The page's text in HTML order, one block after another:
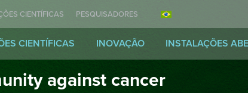
CIENTÍFICAS PESQUISADORES
CIENTÍFICAS INOVAÇÃO INSTALAÇÕES
against cancer